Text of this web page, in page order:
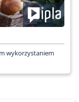
wykorzystaniem